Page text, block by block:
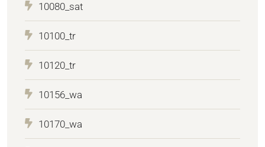
10080_sat
10100_tr
10120_tr
10156_wa
10170_wa